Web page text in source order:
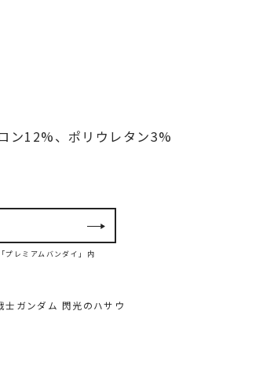
ン12%、ポリウレタン3%
レミアムバンダイ」内
士ガンダム 閃光のハサウ